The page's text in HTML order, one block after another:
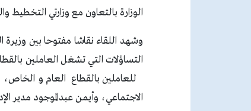
الوزارة بالتعاون مع وزارتي التخطيط
وشهد اللقاء نقاشا مفتوحا بين
التساؤلات التي تشغل العاملين
للعاملين بالقطاع العام
الاجتماعي، وأيمن عبدالموجود مدير